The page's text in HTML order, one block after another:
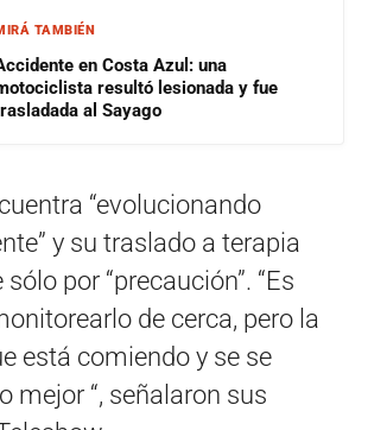
TAMBIÉN
en Costa Azul: una
resultó lesionada y fue
al Sayago
“evolucionando
y su traslado a terapia
por “precaución”. “Es
de cerca, pero la
está comiendo y se se
mejor “, señalaron sus